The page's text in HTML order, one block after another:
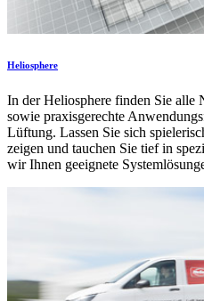
Heliosphere
In der Heliosphere finden Sie alle
sowie praxisgerechte
Lüftung. Lassen Sie sich
zeigen und tauchen Sie tief in
wir Ihnen geeignete